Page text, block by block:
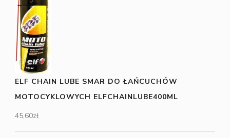
ELF CHAIN LUBE SMAR DO ŁAŃCUCHÓW
MOTOCYKLOWYCH ELFCHAINLUBE400ML
45,60zł